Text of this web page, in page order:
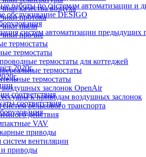
работы по системам автоматизации и
обслуживание DESIGO
систем автоматизации
2020г.
соответствия
соответствия
качества воздуха
протока
пыли
прочие
термостаты
термостаты
термостаты для коттеджей
термостаты
термостаты
заслонок OpenAir
к приводам воздушных заслонок
систем рельсового транспорта
действия
VAV
приводы
систем вентиляции
приводы